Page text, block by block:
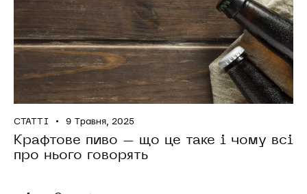
СТАТТІ 9 Травня, 2025
Крафтове пиво – що це таке і чому всі
про нього говорять